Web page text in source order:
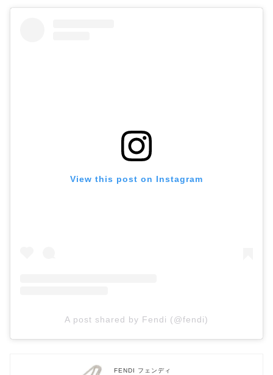
View this post on Instagram
A post shared by Fendi (@fendi)
FENDI フェンディ